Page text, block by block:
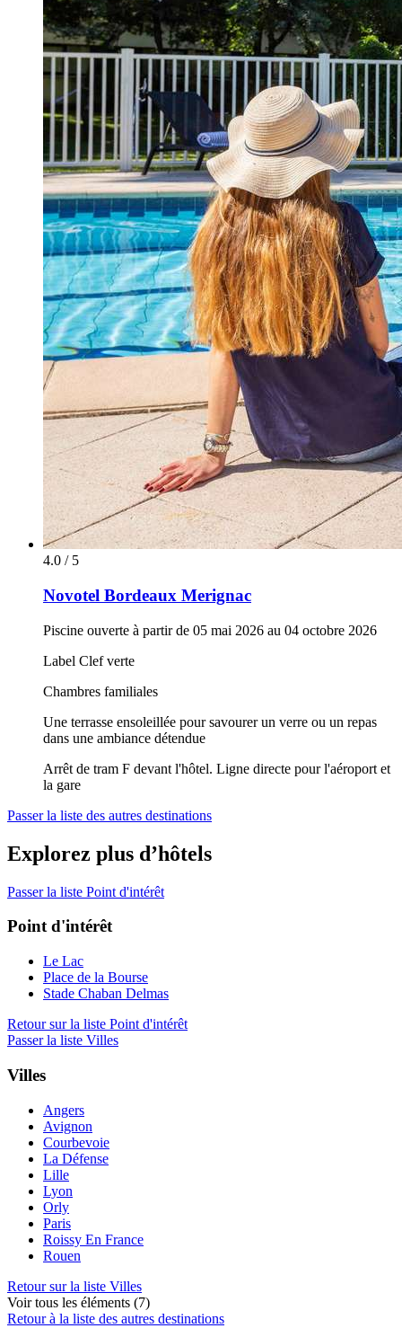
4.0 / 5
Novotel Bordeaux Merignac
Piscine ouverte à partir de 05 mai 2026 au 04 octobre 2026
Label Clef verte
Chambres familiales
Une terrasse ensoleillée pour savourer un verre ou un repas
dans une ambiance détendue
Arrêt de tram F devant l'hôtel. Ligne directe pour l'aéroport et
la gare
Passer la liste des autres destinations
Explorez plus d’hôtels
Passer la liste Point d'intérêt
Point d'intérêt
Le Lac
Place de la Bourse
Stade Chaban Delmas
Retour sur la liste Point d'intérêt
Passer la liste Villes
Villes
Angers
Avignon
Courbevoie
La Défense
Lille
Lyon
Orly
Paris
Roissy En France
Rouen
Retour sur la liste Villes
Voir tous les éléments (7)
Retour à la liste des autres destinations